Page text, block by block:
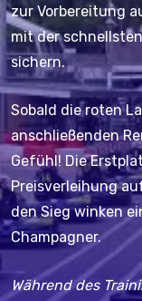
zur Vorbereitung
mit der
sichern.
Sobald die roten
anschließenden
Gefühl! Die
Preisverleihung
den Sieg winken
Champagner.
Während des